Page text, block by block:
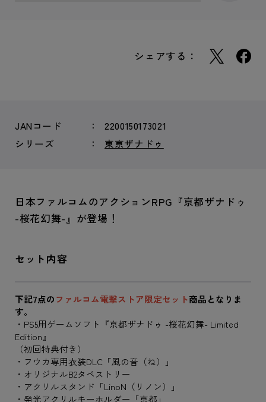
シェアする：
JANコード
2200150173021
シリーズ
東亰ザナドゥ
日本ファルコムのアクションRPG『亰都ザナドゥ
-桜花幻舞-』が登場！
セット内容
下記7点のファルコム電撃ストア限定セット商品となりま
す。
・PS5用ゲームソフト『亰都ザナドゥ -桜花幻舞- Limited
Edition』
（初回特典付き）
・フウカ専用衣装DLC「風の音（ね）」
・オリジナルB2タペストリー
・アクリルスタンド「LinoN（リノン）」
・発光アクリルキーホルダー「亰都」